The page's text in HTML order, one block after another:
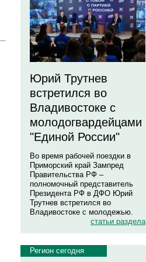
Юрий Трутнев
встретился во
Владивостоке с
молодогвардейцами
"Единой России"
Во время рабочей поездки в
Приморский край Зампред
Правительства РФ –
полномочный представитель
Президента РФ в ДФО Юрий
Трутнев встретился во
Владивостоке с молодежью.
статьи раздела
Регион сегодня